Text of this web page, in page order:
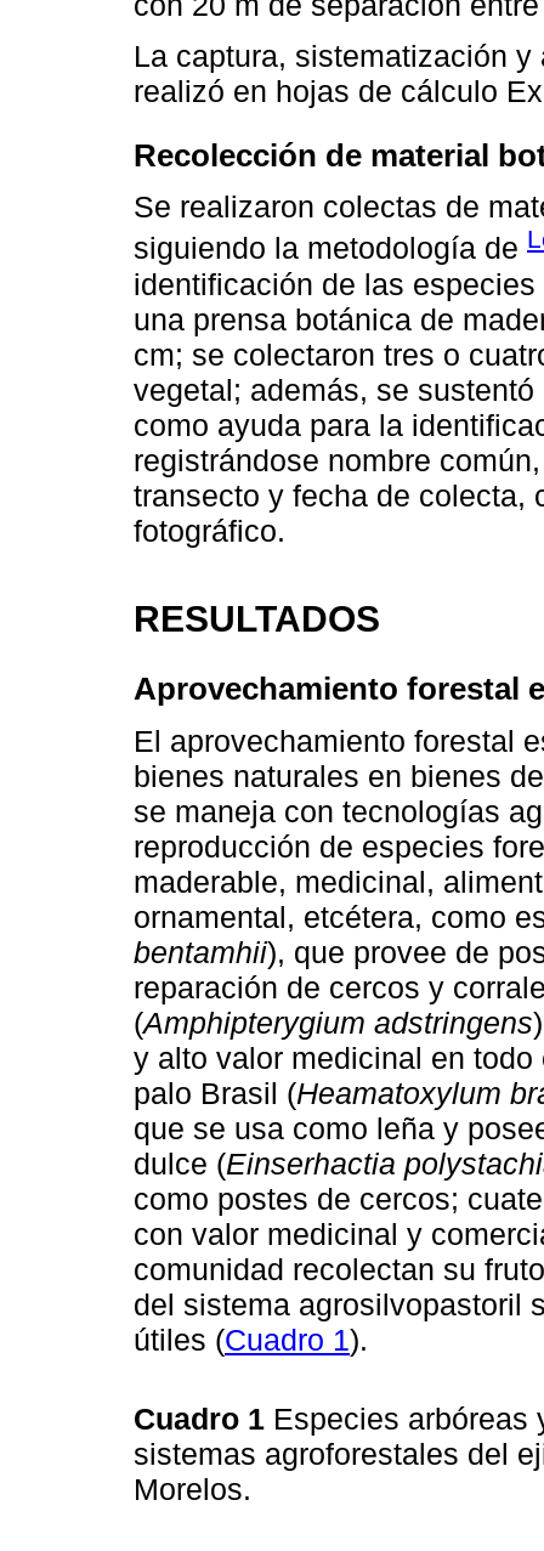
La captura, sistematización
realizó en hojas de cálculo
Recolección de material
Se realizaron colectas de
siguiendo la metodología de
identificación de las
una prensa botánica de
cm; se colectaron tres o
vegetal; además, se
como ayuda para la
registrándose nombre
transecto y fecha de colecta,
fotográfico.
RESULTADOS
Aprovechamiento forestal
El aprovechamiento forestal
bienes naturales en bienes
se maneja con tecnologías
reproducción de especies
maderable, medicinal,
ornamental, etcétera, como
bentamhii), que provee de
reparación de cercos y
(Amphipterygium adstringens
y alto valor medicinal en
palo Brasil (Heamatoxylum
que se usa como leña y
dulce (Einserhactia
como postes de cercos;
con valor medicinal y
comunidad recolectan su
del sistema agrosilvopastoril
útiles (Cuadro 1).
Cuadro 1 Especies arbóreas
sistemas agroforestales del
Morelos.